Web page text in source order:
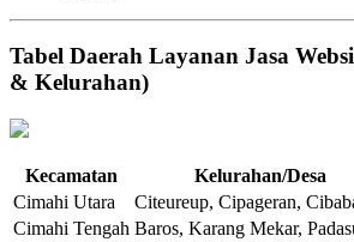
Tabel Daerah Layanan Jasa
& Kelurahan)
Kecamatan
Kelurahan/Desa
Cimahi Utara
Citeureup, Cipageran,
Cimahi Tengah Baros, Karang Mekar,